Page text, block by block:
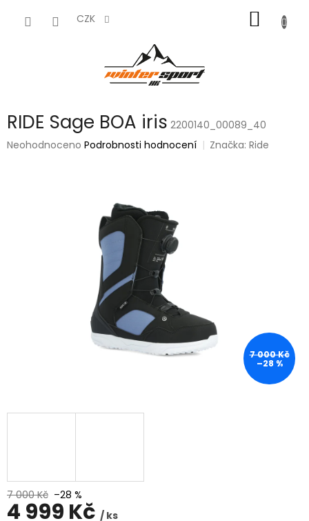
CZK
KOŠÍK
RIDE Sage BOA iris 2200140_00089_40
Průměrné
Neohodnoceno Podrobnosti hodnocení Značka:Ride
7 000 Kč
–28 %
7 000 Kč –28 %
4 999 Kč / ks